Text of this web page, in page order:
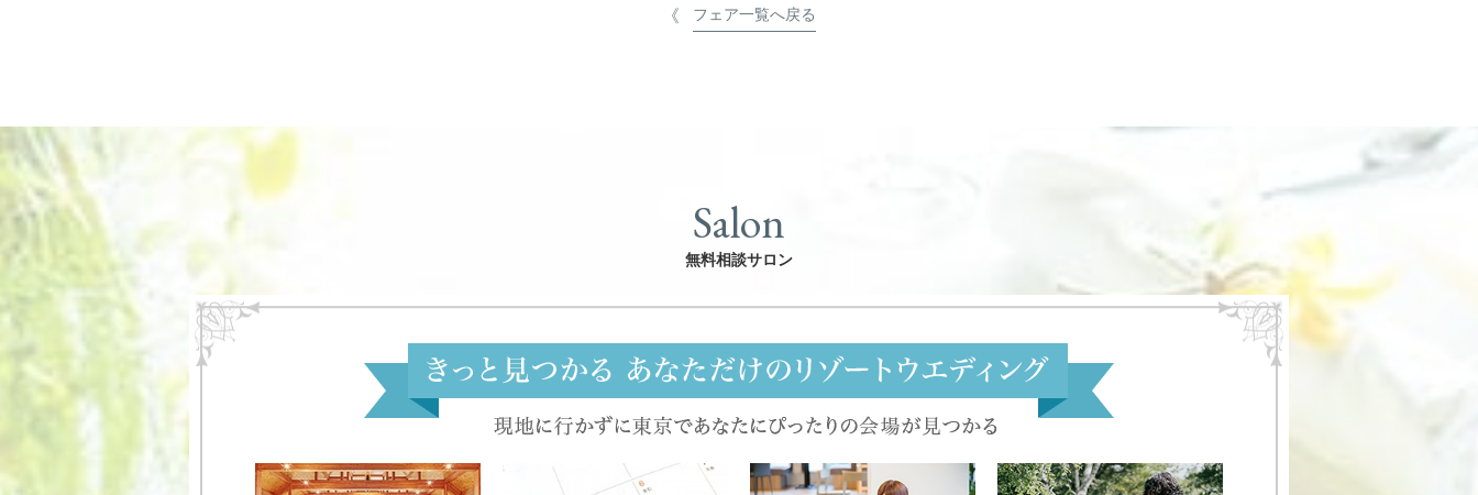
フェア一覧へ戻る
Salon
無料相談サロン